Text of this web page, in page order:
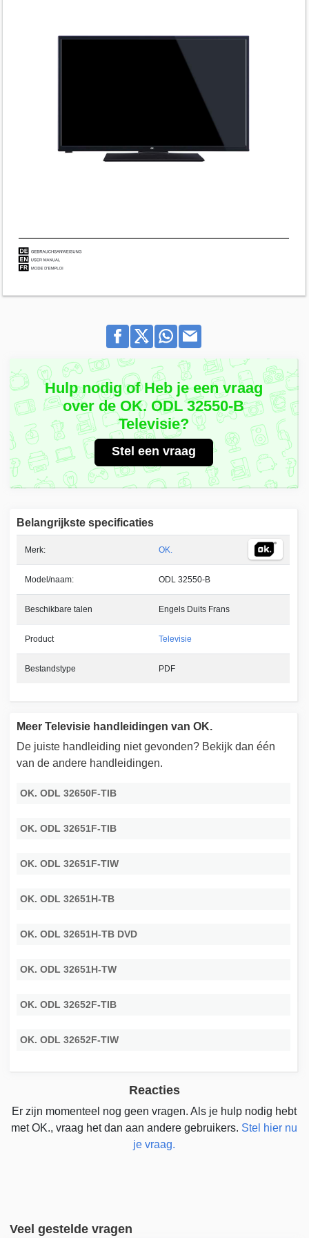
Hulp nodig of Heb je een vraag
over de OK. ODL 32550-B
Televisie?
Stel een vraag
Belangrijkste specificaties
Merk: OK.
Model/naam: ODL 32550-B
Beschikbare talen Engels Duits Frans
Product Televisie
Bestandstype PDF
Meer Televisie handleidingen van OK.
De juiste handleiding niet gevonden? Bekijk dan één
van de andere handleidingen.
OK. ODL 32650F-TIB
OK. ODL 32651F-TIB
OK. ODL 32651F-TIW
OK. ODL 32651H-TB
OK. ODL 32651H-TB DVD
OK. ODL 32651H-TW
OK. ODL 32652F-TIB
OK. ODL 32652F-TIW
Reacties
Er zijn momenteel nog geen vragen. Als je hulp nodig hebt
met OK., vraag het dan aan andere gebruikers. Stel hier nu
je vraag.
Veel gestelde vragen